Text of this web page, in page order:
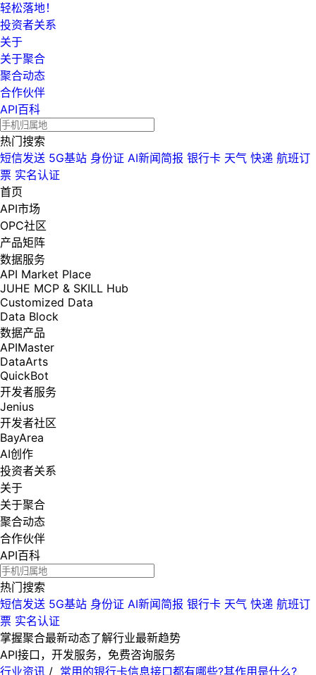
轻松落地！
投资者关系
关于
关于聚合
聚合动态
合作伙伴
API百科
热门搜索
短信发送 5G基站 身份证 AI新闻简报 银行卡 天气 快递 航班订
票 实名认证
首页
API市场
OPC社区
产品矩阵
数据服务
API Market Place
JUHE MCP & SKILL Hub
Customized Data
Data Block
数据产品
APIMaster
DataArts
QuickBot
开发者服务
Jenius
开发者社区
BayArea
AI创作
投资者关系
关于
关于聚合
聚合动态
合作伙伴
API百科
热门搜索
短信发送 5G基站 身份证 AI新闻简报 银行卡 天气 快递 航班订
票 实名认证
掌握聚合最新动态了解行业最新趋势
API接口，开发服务，免费咨询服务
行业资讯 / 常用的银行卡信息接口都有哪些?其作用是什么?